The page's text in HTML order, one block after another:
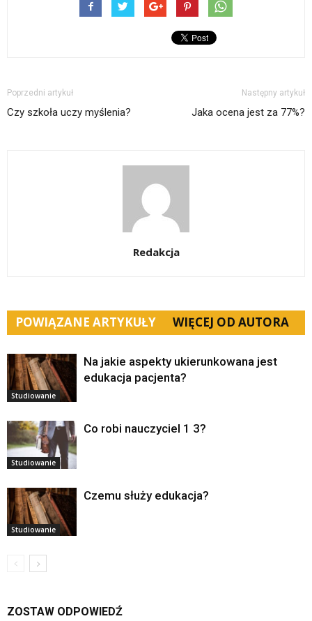
Poprzedni artykuł
Czy szkoła uczy myślenia?
Następny artykuł
Jaka ocena jest za 77%?
Redakcja
POWIĄZANE ARTYKUŁY WIĘCEJ OD AUTORA
Studiowanie
Na jakie aspekty ukierunkowana jest
edukacja pacjenta?
Studiowanie
Co robi nauczyciel 1 3?
Studiowanie
Czemu służy edukacja?
ZOSTAW ODPOWIEDŹ